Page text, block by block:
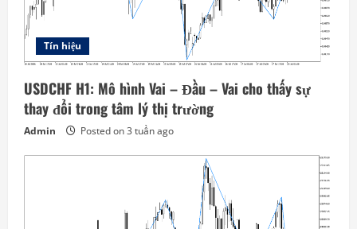
Tín hiệu
USDCHF H1: Mô hình Vai – Đầu – Vai cho thấy sự
thay đổi trong tâm lý thị trường
Admin Posted on 3 tuần ago